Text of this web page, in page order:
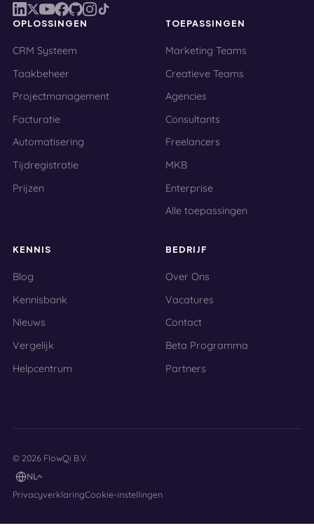
OPLOSSINGEN
CRM Systeem
Taakbeheer
Projectmanagement
Facturatie
Automatisering
Tijdregistratie
Prijzen
TOEPASSINGEN
Marketing Teams
Creatieve Teams
Agencies
Consultants
Freelancers
MKB
Enterprise
Alle toepassingen
KENNIS
Blog
Kennisbank
Nieuws
Vergelijk
Helpcentrum
BEDRIJF
Over Ons
Vacatures
Contact
Beta Programma
Partners
© 2026 FlowQi B.V.
NL
PrivacyverklaringCookie-instellingen